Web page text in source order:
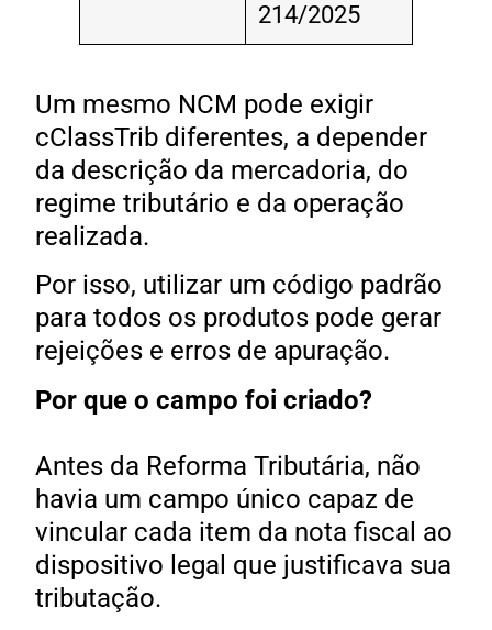
214/2025
Um mesmo NCM pode exigir
cClassTrib diferentes, a depender
da descrição da mercadoria, do
regime tributário e da operação
realizada.
Por isso, utilizar um código padrão
para todos os produtos pode gerar
rejeições e erros de apuração.
Por que o campo foi criado?
Antes da Reforma Tributária, não
havia um campo único capaz de
vincular cada item da nota fiscal ao
dispositivo legal que justificava sua
tributação.